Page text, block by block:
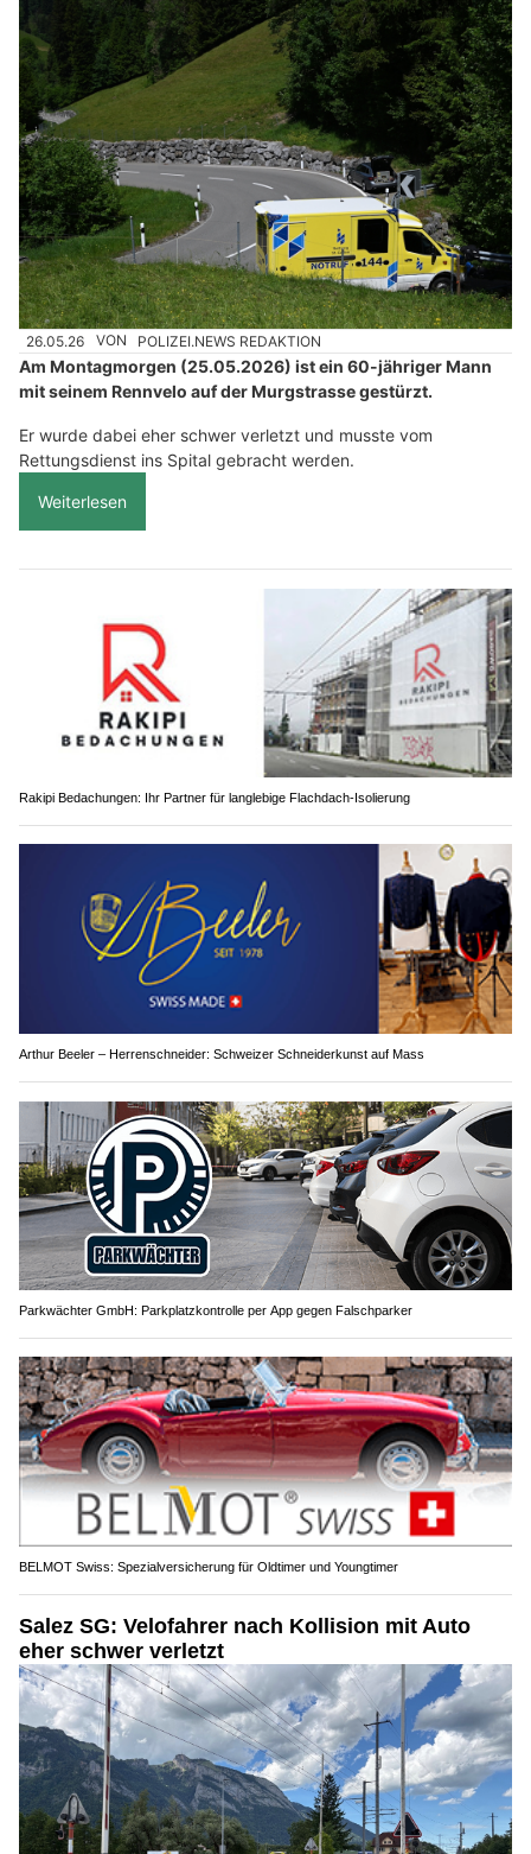
26.05.26 VON POLIZEI.NEWS REDAKTION
Am Montagmorgen (25.05.2026) ist ein 60-jähriger Mann
mit seinem Rennvelo auf der Murgstrasse gestürzt.
Er wurde dabei eher schwer verletzt und musste vom
Rettungsdienst ins Spital gebracht werden.
Weiterlesen
Rakipi Bedachungen: Ihr Partner für langlebige Flachdach-Isolierung
Arthur Beeler – Herrenschneider: Schweizer Schneiderkunst auf Mass
Parkwächter GmbH: Parkplatzkontrolle per App gegen Falschparker
BELMOT Swiss: Spezialversicherung für Oldtimer und Youngtimer
Salez SG: Velofahrer nach Kollision mit Auto
eher schwer verletzt